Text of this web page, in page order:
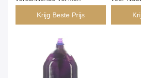
Krijg Beste Prijs